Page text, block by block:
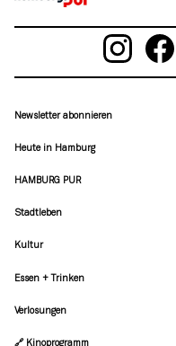
Newsletter abonnieren
Heute in Hamburg
HAMBURG PUR
Stadtleben
Kultur
Essen + Trinken
Verlosungen
🔗 Kinoprogramm